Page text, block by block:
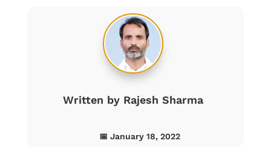
Written by Rajesh Sharma
📅 January 18, 2022